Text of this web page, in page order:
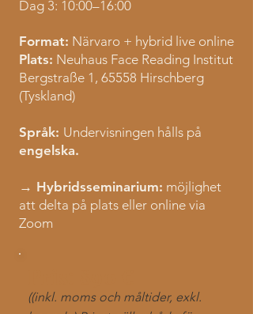
Dag 3: 10:00–16:00
Format: Närvaro + hybrid live online
Plats: Neuhaus Face Reading Institut
Bergstraße 1, 65558 Hirschberg
(Tyskland)
Språk: Undervisningen hålls på
engelska.
→ Hybridsseminarium: möjlighet
att delta på plats eller online via
Zoom
((inkl. moms och måltider, exkl.